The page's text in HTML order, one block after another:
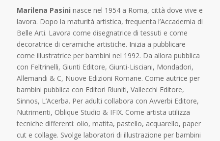
Marilena Pasini nasce nel 1954 a Roma, città dove vive e
lavora. Dopo la maturità artistica, frequenta l’Accademia di
Belle Arti. Lavora come disegnatrice di tessuti e come
decoratrice di ceramiche artistiche. Inizia a pubblicare
come illustratrice per bambini nel 1992. Da allora pubblica
con Feltrinelli, Giunti Editore, Giunti-Lisciani, Mondadori,
Allemandi & C, Nuove Edizioni Romane. Come autrice per
bambini pubblica con Editori Riuniti, Vallecchi Editore,
Sinnos, L’Acerba. Per adulti collabora con Avverbi Editore,
Nutrimenti, Oblique Studio & IFIX. Come artista utilizza
tecniche differenti: olio, matita, pastello, acquarello, paper
cut e collage. Svolge laboratori di illustrazione per bambini